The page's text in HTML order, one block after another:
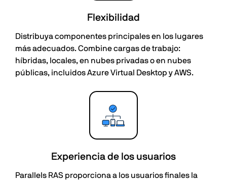
Flexibilidad
Distribuya componentes principales en los lugares
más adecuados. Combine cargas de trabajo:
híbridas, locales, en nubes privadas o en nubes
públicas, incluidos Azure Virtual Desktop y AWS.
Experiencia de los usuarios
Parallels RAS proporciona a los usuarios finales la